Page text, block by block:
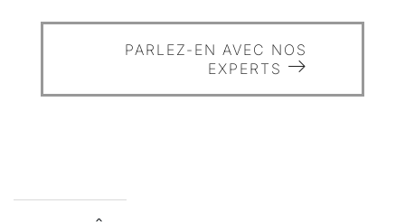
PARLEZ-EN AVEC NOS
EXPERTS